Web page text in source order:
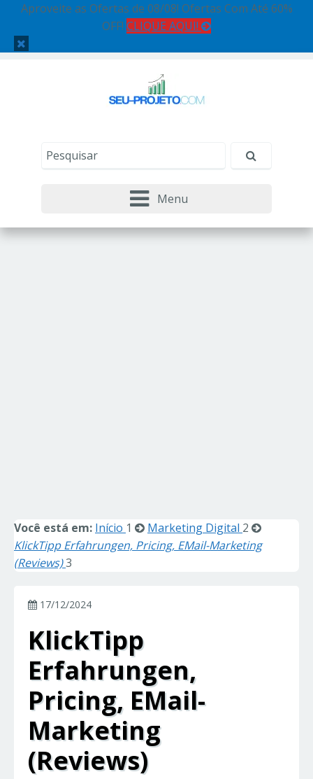
Aproveite as Ofertas de 08/08! Ofertas Com Até 60%
OFF! CLIQUE AQUI!
Menu
Você está em: Início 1 Marketing Digital 2
KlickTipp Erfahrungen, Pricing, EMail-Marketing
(Reviews)3
17/12/2024
KlickTipp
Erfahrungen,
Pricing, EMail-
Marketing
(Reviews)